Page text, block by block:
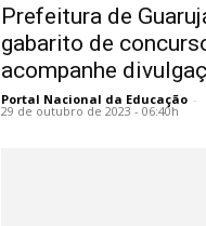
Prefeitura de
gabarito de
acompanhe
Portal Nacional da Educação -
29 de outubro de 2023 - 06:40h